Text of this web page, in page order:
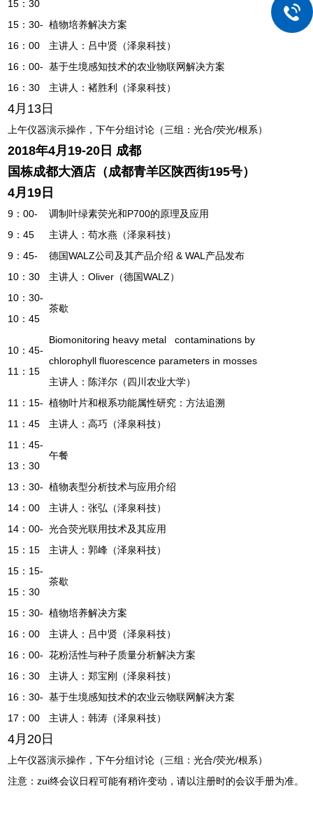
15：30
15：30-
16：00
植物培养解决方案
主讲人：吕中贤（泽泉科技）
16：00-
16：30
基于生境感知技术的农业物联网解决方案
主讲人：褚胜利（泽泉科技）
4月13日
上午仪器演示操作，下午分组讨论（三组：光合/荧光/根系）
2018年4月19-20日 成都
国栋成都大酒店（成都青羊区陕西街195号）
4月19日
9：00-
9：45
调制叶绿素荧光和P700的原理及应用
主讲人：苟水燕（泽泉科技）
9：45-
10：30
德国WALZ公司及其产品介绍 & WAL产品发布
主讲人：Oliver（德国WALZ）
10：30-
10：45
茶歇
10：45-
11：15
Biomonitoring heavy metal contaminations by
chlorophyll fluorescence parameters in mosses
主讲人：陈洋尔（四川农业大学）
11：15-
11：45
植物叶片和根系功能属性研究：方法追溯
主讲人：高巧（泽泉科技）
11：45-
13：30
午餐
13：30-
14：00
植物表型分析技术与应用介绍
主讲人：张弘（泽泉科技）
14：00-
15：15
光合荧光联用技术及其应用
主讲人：郭峰（泽泉科技）
15：15-
15：30
茶歇
15：30-
16：00
植物培养解决方案
主讲人：吕中贤（泽泉科技）
16：00-
16：30
花粉活性与种子质量分析解决方案
主讲人：郑宝刚（泽泉科技）
16：30-
17：00
基于生境感知技术的农业云物联网解决方案
主讲人：韩涛（泽泉科技）
4月20日
上午仪器演示操作，下午分组讨论（三组：光合/荧光/根系）
注意：zui终会议日程可能有稍许变动，请以注册时的会议手册为准。